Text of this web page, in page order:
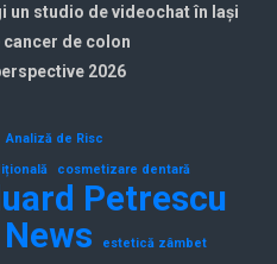
un studio de videochat în Iași
cancer de colon
2026
Analiză de Risc
cosmetizare dentară
Petrescu
estetică zâmbet